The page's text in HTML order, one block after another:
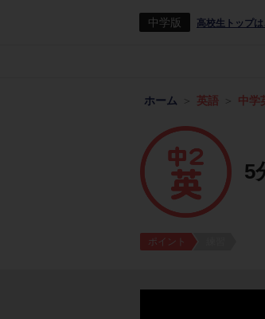
中学版 高校生トップ
ホーム 英語 中学
5
ポイント